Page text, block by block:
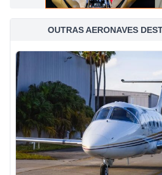
OUTRAS AERONAVES